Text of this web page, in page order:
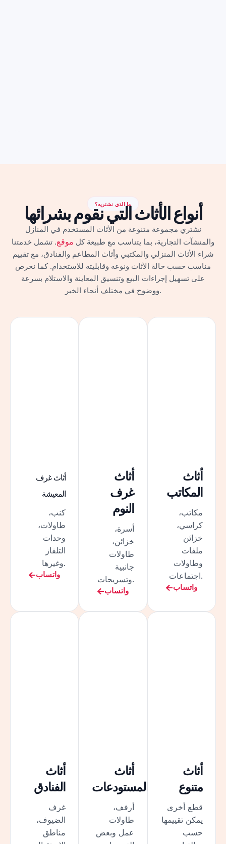
ما الذي نشتريه؟
أنواع الأثاث التي نقوم بشرائها
نشتري مجموعة متنوعة من الأثاث المستخدم في المنازل
والمنشآت التجارية، بما يتناسب مع طبيعة كل موقع. تشمل خدمتنا
شراء الأثاث المنزلي والمكتبي وأثاث المطاعم والفنادق، مع تقييم
مناسب حسب حالة الأثاث ونوعه وقابليته للاستخدام. كما نحرص
على تسهيل إجراءات البيع وتنسيق المعاينة والاستلام بسرعة
ووضوح في مختلف أنحاء الخبر.
أثاث غرف
المعيشة
كنب،
طاولات،
وحدات
التلفاز
وغيرها.
واتساب
أثاث
غرف
النوم
أسرة،
خزائن،
طاولات
جانبية
وتسريحات.
واتساب
أثاث
المكاتب
مكاتب،
كراسي،
خزائن
ملفات
وطاولات
اجتماعات.
واتساب
أثاث
الفنادق
غرف
الضيوف،
مناطق
أثاث
المستودعات
أرفف،
طاولات
عمل وبعض
أثاث
متنوع
قطع أخرى
يمكن تقييمها
حسب